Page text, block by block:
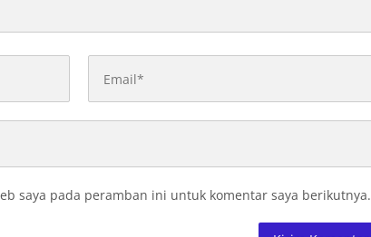
saya pada peramban ini untuk komentar saya berikutnya.